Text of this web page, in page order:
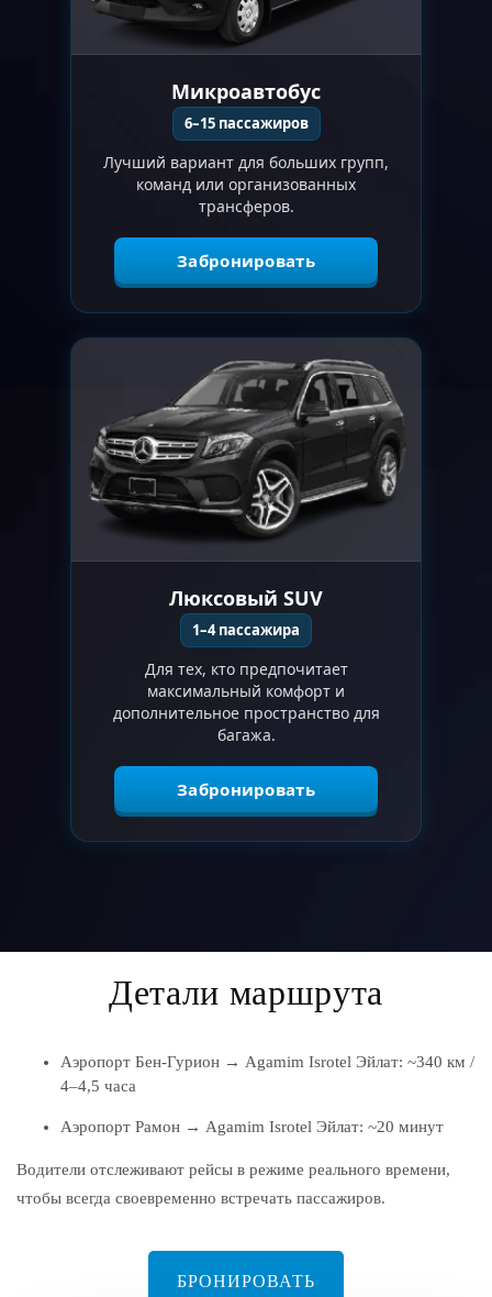
Микроавтобус
6–15 пассажиров
Лучший вариант для больших групп,
команд или организованных
трансферов.
Забронировать
Люксовый SUV
1–4 пассажира
Для тех, кто предпочитает
максимальный комфорт и
дополнительное пространство для
багажа.
Забронировать
Детали маршрута
Аэропорт Бен-Гурион → Agamim Isrotel Эйлат: ~340 км /
4–4,5 часа
Аэропорт Рамон → Agamim Isrotel Эйлат: ~20 минут
Водители отслеживают рейсы в режиме реального времени,
чтобы всегда своевременно встречать пассажиров.
БРОНИРОВАТЬ